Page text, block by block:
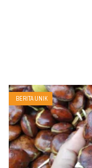
BERITA UNIK